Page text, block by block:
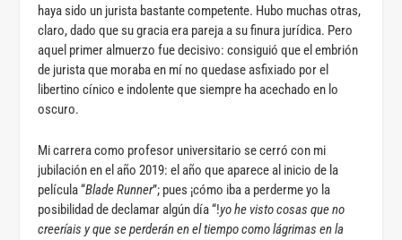
haya sido un jurista bastante competente. Hubo muchas otras,
claro, dado que su gracia era pareja a su finura jurídica. Pero
aquel primer almuerzo fue decisivo: consiguió que el embrión
de jurista que moraba en mí no quedase asfixiado por el
libertino cínico e indolente que siempre ha acechado en lo
oscuro.
Mi carrera como profesor universitario se cerró con mi
jubilación en el año 2019: el año que aparece al inicio de la
película “Blade Runner”; pues ¡cómo iba a perderme yo la
posibilidad de declamar algún día “!yo he visto cosas que no
creeríais y que se perderán en el tiempo como lágrimas en la